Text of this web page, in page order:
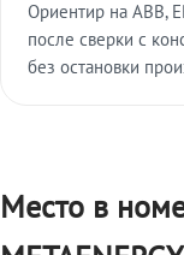
Ориентир на ABB,
после сверки с
без остановки
Место в